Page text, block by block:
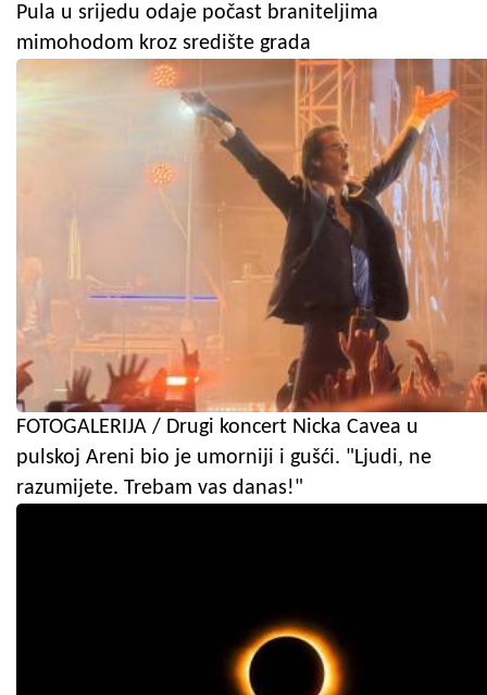
Pula u srijedu odaje počast braniteljima
mimohodom kroz središte grada
FOTOGALERIJA / Drugi koncert Nicka Cavea u
pulskoj Areni bio je umorniji i gušći. "Ljudi, ne
razumijete. Trebam vas danas!"